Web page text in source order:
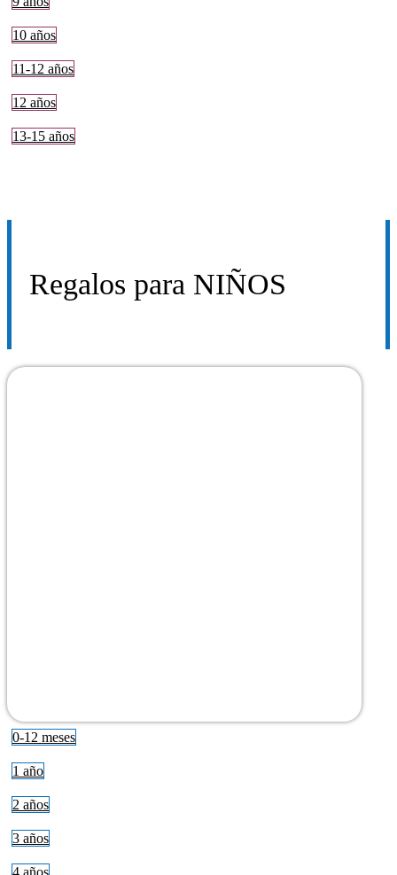
10 años
11-12 años
12 años
13-15 años
Regalos para NIÑOS
0-12 meses
1 año
2 años
3 años
4 años